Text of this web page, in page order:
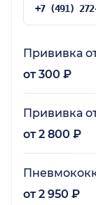
Прививка
от 300 ₽
Прививка
от 2 800 ₽
от 2 950 ₽